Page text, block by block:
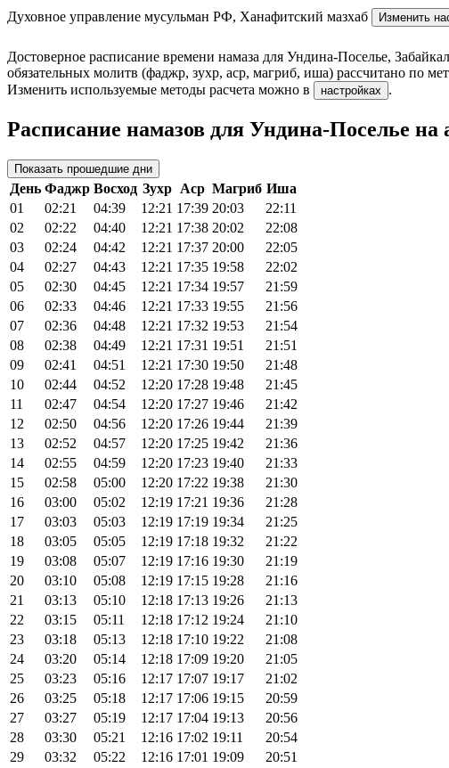
Духовное управление мусульман РФ, Ханафитский мазхаб Изменить
Достоверное расписание времени намаза для Ундина-Поселье,
обязательных молитв (фаджр, зухр, аср, магриб, иша) рассчитано по
Изменить используемые методы расчета можно в
настройках .
Расписание намазов для Ундина-Поселье на
Показать прошедшие дни
День Фаджр Восход Зухр Аср Магриб Иша
01
02:21 04:39 12:21 17:39 20:03
22:11
02
02:22 04:40 12:21 17:38 20:02
22:08
03
02:24 04:42 12:21 17:37 20:00
22:05
04
02:27 04:43 12:21 17:35 19:58
22:02
05
02:30 04:45 12:21 17:34 19:57
21:59
06
02:33 04:46 12:21 17:33 19:55
21:56
07
02:36 04:48 12:21 17:32 19:53
21:54
08
02:38 04:49 12:21 17:31 19:51
21:51
09
02:41 04:51 12:21 17:30 19:50
21:48
10
02:44 04:52 12:20 17:28 19:48
21:45
11
02:47 04:54 12:20 17:27 19:46
21:42
12
02:50 04:56 12:20 17:26 19:44
21:39
13
02:52 04:57 12:20 17:25 19:42
21:36
14
02:55 04:59 12:20 17:23 19:40
21:33
15
02:58 05:00 12:20 17:22 19:38
21:30
16
03:00 05:02 12:19 17:21 19:36
21:28
17
03:03 05:03 12:19 17:19 19:34
21:25
18
03:05 05:05 12:19 17:18 19:32
21:22
19
03:08 05:07 12:19 17:16 19:30
21:19
20
03:10 05:08 12:19 17:15 19:28
21:16
21
03:13 05:10 12:18 17:13 19:26
21:13
22
03:15 05:11 12:18 17:12 19:24
21:10
23
03:18 05:13 12:18 17:10 19:22
21:08
24
03:20 05:14 12:18 17:09 19:20
21:05
25
03:23 05:16 12:17 17:07 19:17
21:02
26
03:25 05:18 12:17 17:06 19:15
20:59
27
03:27 05:19 12:17 17:04 19:13
20:56
28
03:30 05:21 12:16 17:02 19:11
20:54
29
03:32 05:22 12:16 17:01 19:09
20:51